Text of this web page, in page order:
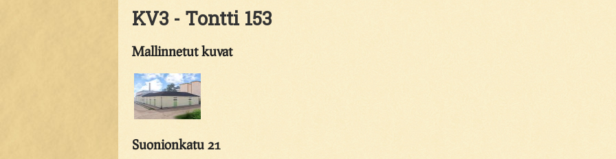
KV3 - Tontti 153
Mallinnetut kuvat
Suonionkatu 21